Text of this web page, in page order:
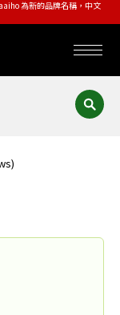
為新的品牌名稱，中文